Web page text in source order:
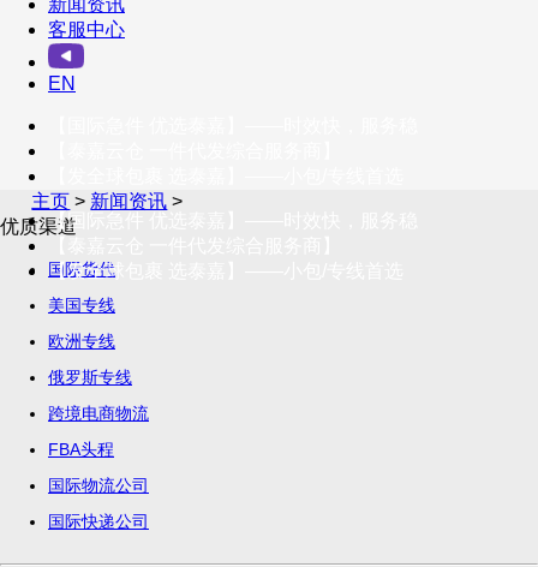
订阅号
客户服务热线
400-098-5699
联系我们
新闻资讯
客服中心
EN
【国际急件 优选泰嘉】——时效快，服务稳
【发全球包裹 选泰嘉】——小包/专线首选
主页 > 新闻资讯 >
优质渠道
国际货代
美国专线
欧洲专线
俄罗斯专线
跨境电商物流
FBA头程
国际物流公司
国际快递公司